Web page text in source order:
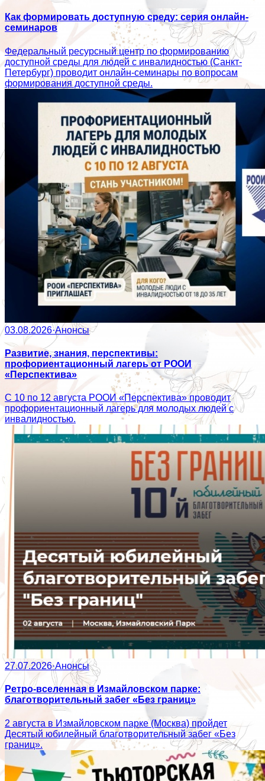
Как формировать доступную среду: серия онлайн-
семинаров
Федеральный ресурсный центр по формированию
доступной среды для людей с инвалидностью (Санкт-
Петербург) проводит онлайн-семинары по вопросам
формирования доступной среды.
03.08.2026·Анонсы
Развитие, знания, перспективы:
профориентационный лагерь от РООИ
«Перспектива»
С 10 по 12 августа РООИ «Перспектива» проводит
профориентационный лагерь для молодых людей с
инвалидностью.
27.07.2026·Анонсы
Ретро-вселенная в Измайловском парке:
благотворительный забег «Без границ»
2 августа в Измайловском парке (Москва) пройдет
Десятый юбилейный благотворительный забег «Без
границ».